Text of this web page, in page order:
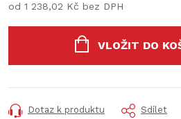
od 1 238,02 Kč bez DPH
VLOŽIT DO
Dotaz k produktu Sdílet